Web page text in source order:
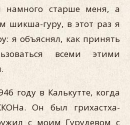
старше меня, а
шикша-гуру, в этот раз я
я объяснял, как принять
всеми этими
году в Калькутте, когда
Он был грихастха-
с моим Гурудевом с